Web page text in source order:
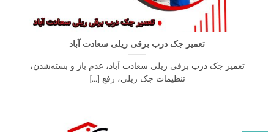
تعمیر جک درب برقی ریلی سعادت آباد
جک درب برقی ریلی سعادت آباد، عدم باز و بسته‌شدن،
تنظیمات جک ریلی، رفع [...]